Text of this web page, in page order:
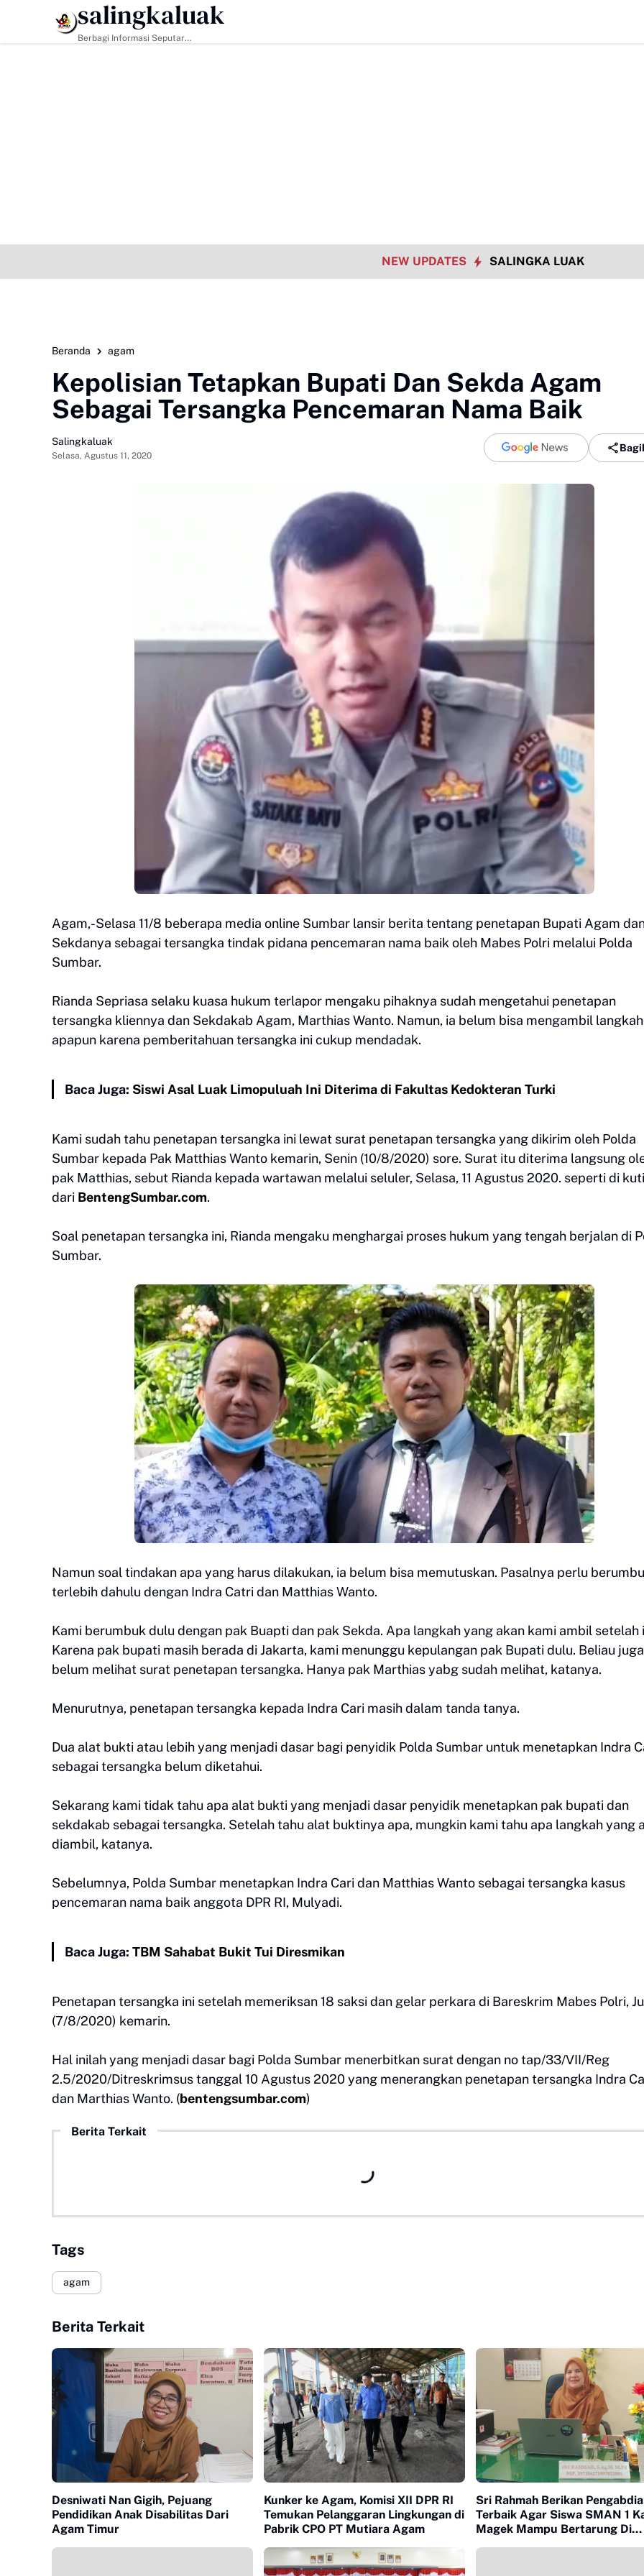
HEADLINE
salingkaluak
Berbagi Informasi Seputar
NEW UPDATES SALINGKA LUAK
Beranda agam
Kepolisian Tetapkan Bupati Dan Sekda Agam
Sebagai Tersangka Pencemaran Nama Baik
Salingkaluak
Selasa, Agustus 11, 2020
Agam,-Selasa 11/8 beberapa media online Sumbar lansir berita tentang penetapan Bupati Agam
Sekdanya sebagai tersangka tindak pidana pencemaran nama baik oleh Mabes Polri melalui Polda
Sumbar.
Rianda Sepriasa selaku kuasa hukum terlapor mengaku pihaknya sudah mengetahui penetapan
tersangka kliennya dan Sekdakab Agam, Marthias Wanto. Namun, ia belum bisa mengambil langkah
apapun karena pemberitahuan tersangka ini cukup mendadak.
Baca Juga: Siswi Asal Luak Limopuluah Ini Diterima di Fakultas Kedokteran Turki
Kami sudah tahu penetapan tersangka ini lewat surat penetapan tersangka yang dikirim oleh Polda
Sumbar kepada Pak Matthias Wanto kemarin, Senin (10/8/2020) sore. Surat itu diterima langsung
pak Matthias, sebut Rianda kepada wartawan melalui seluler, Selasa, 11 Agustus 2020. seperti di
dari BentengSumbar.com.
Soal penetapan tersangka ini, Rianda mengaku menghargai proses hukum yang tengah berjalan di
Sumbar.
Namun soal tindakan apa yang harus dilakukan, ia belum bisa memutuskan. Pasalnya perlu
terlebih dahulu dengan Indra Catri dan Matthias Wanto.
Kami berumbuk dulu dengan pak Buapti dan pak Sekda. Apa langkah yang akan kami ambil setelah
Karena pak bupati masih berada di Jakarta, kami menunggu kepulangan pak Bupati dulu. Beliau juga
belum melihat surat penetapan tersangka. Hanya pak Marthias yabg sudah melihat, katanya.
Menurutnya, penetapan tersangka kepada Indra Cari masih dalam tanda tanya.
Dua alat bukti atau lebih yang menjadi dasar bagi penyidik Polda Sumbar untuk menetapkan Indra
sebagai tersangka belum diketahui.
Sekarang kami tidak tahu apa alat bukti yang menjadi dasar penyidik menetapkan pak bupati dan
sekdakab sebagai tersangka. Setelah tahu alat buktinya apa, mungkin kami tahu apa langkah yang
diambil, katanya.
Sebelumnya, Polda Sumbar menetapkan Indra Cari dan Matthias Wanto sebagai tersangka kasus
pencemaran nama baik anggota DPR RI, Mulyadi.
Baca Juga: TBM Sahabat Bukit Tui Diresmikan
Penetapan tersangka ini setelah memeriksan 18 saksi dan gelar perkara di Bareskrim Mabes Polri,
(7/8/2020) kemarin.
Hal inilah yang menjadi dasar bagi Polda Sumbar menerbitkan surat dengan no tap/33/VII/Reg
2.5/2020/Ditreskrimsus tanggal 10 Agustus 2020 yang menerangkan penetapan tersangka Indra
dan Marthias Wanto. (bentengsumbar.com)
Berita Terkait
Tags
agam
Berita Terkait
Desniwati Nan Gigih, Pejuang
Pendidikan Anak Disabilitas Dari
Agam Timur
Kunker ke Agam, Komisi XII DPR RI
Temukan Pelanggaran Lingkungan di
Pabrik CPO PT Mutiara Agam
Sri Rahmah Berikan
Terbaik Agar Siswa SMAN 1 Kamang
Magek Mampu Bertarung Di